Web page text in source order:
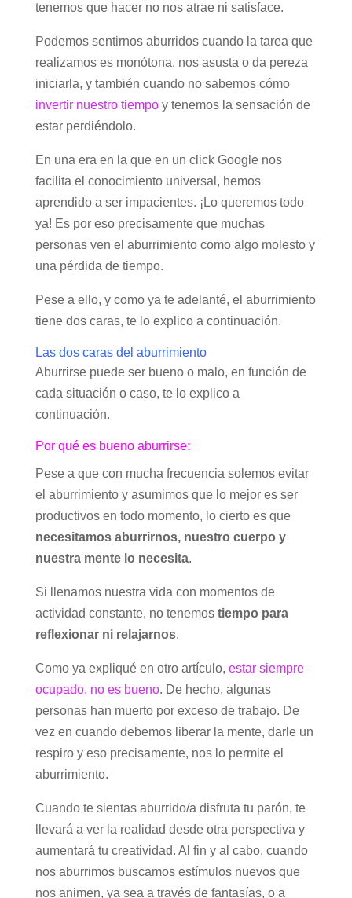
tenemos que hacer no nos atrae ni satisface.
Podemos sentirnos aburridos cuando la tarea que
realizamos es monótona, nos asusta o da pereza
iniciarla, y también cuando no sabemos cómo
invertir nuestro tiempoy tenemos la sensación de
estar perdiéndolo.
En una era en la que en un click Google nos
facilita el conocimiento universal, hemos
aprendido a ser impacientes. ¡Lo queremos todo
ya! Es por eso precisamente que muchas
personas ven el aburrimiento como algo molesto y
una pérdida de tiempo.
Pese a ello, y como ya te adelanté, el aburrimiento
tiene dos caras, te lo explico a continuación.
Las dos caras del aburrimiento
Aburrirse puede ser bueno o malo, en función de
cada situación o caso, te lo explico a
continuación.
Por qué es bueno aburrirse:
Pese a que con mucha frecuencia solemos evitar
el aburrimiento y asumimos que lo mejor es ser
productivos en todo momento, lo cierto es que
necesitamos aburrirnos, nuestro cuerpo y
nuestra mente lo necesita.
Si llenamos nuestra vida con momentos de
actividad constante, no tenemos tiempo para
reflexionar ni relajarnos.
Como ya expliqué en otro artículo, estar siempre
ocupado, no es bueno. De hecho, algunas
personas han muerto por exceso de trabajo. De
vez en cuando debemos liberar la mente, darle un
respiro y eso precisamente, nos lo permite el
aburrimiento.
Cuando te sientas aburrido/a disfruta tu parón, te
llevará a ver la realidad desde otra perspectiva y
aumentará tu creatividad. Al fin y al cabo, cuando
nos aburrimos buscamos estímulos nuevos que
nos animen, ya sea a través de fantasías, o a